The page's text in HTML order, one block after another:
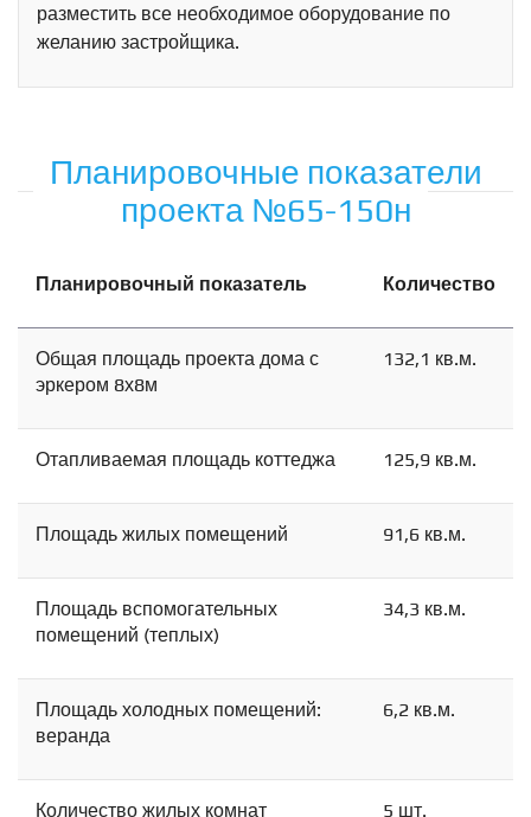
разместить все необходимое оборудование по
желанию застройщика.
Планировочные показатели
проекта №65-150н
Планировочный показатель Количество
Общая площадь проекта дома с
эркером 8х8м
132,1 кв.м.
Отапливаемая площадь коттеджа 125,9 кв.м.
Площадь жилых помещений 91,6 кв.м.
Площадь вспомогательных
помещений (теплых)
34,3 кв.м.
Площадь холодных помещений:
веранда
6,2 кв.м.
Количество жилых комнат 5 шт.